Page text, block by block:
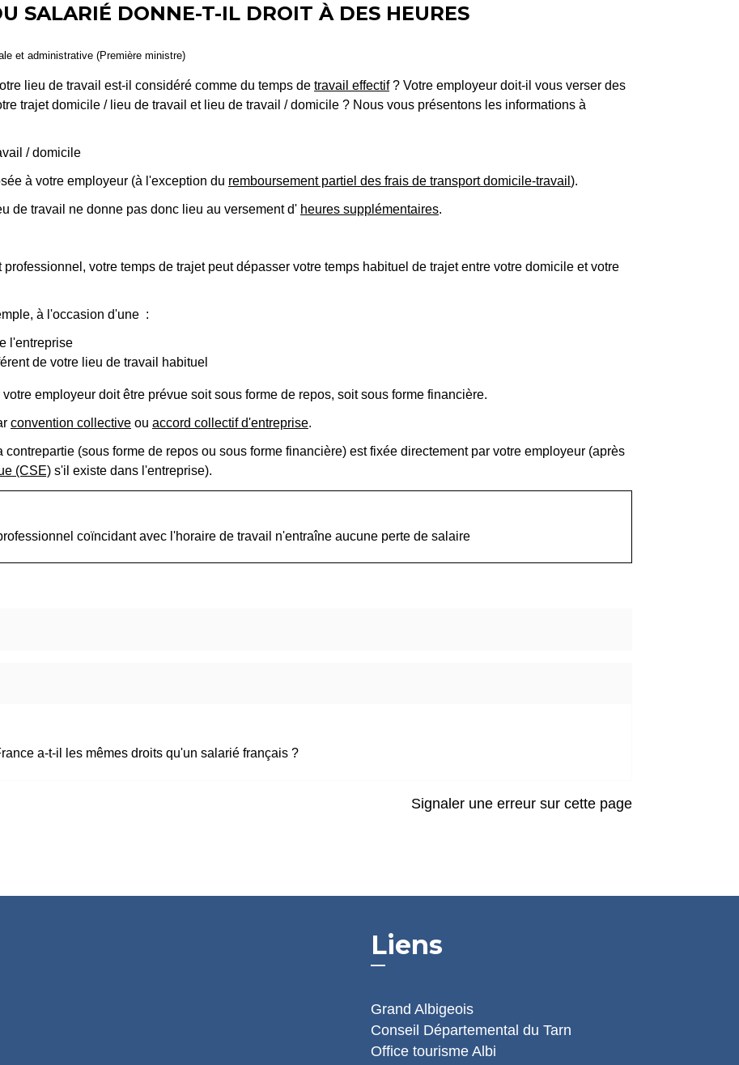
SALARIÉ DONNE-T-IL DROIT À DES HEURES
et administrative (Première ministre)
lieu de travail est-il considéré comme du temps de travail effectif? Votre employeur doit-il vous verser des
trajet domicile / lieu de travail et lieu de travail / domicile ? Nous vous présentons les informations à
/ domicile
à votre employeur (à l'exception du remboursement partiel des frais de transport domicile-travail ).
de travail ne donne pas donc lieu au versement d' heures supplémentaires.
votre temps de trajet peut dépasser votre temps habituel de trajet entre votre domicile et votre
à l'occasion d'une :
l'entreprise
de votre lieu de travail habituel
employeur doit être prévue soit sous forme de repos, soit sous forme financière.
convention collective ou accord collectif d'entreprise.
(sous forme de repos ou sous forme financière) est fixée directement par votre employeur (après
(CSE) s'il existe dans l'entreprise).
coïncidant avec l'horaire de travail n'entraîne aucune perte de salaire
a-t-il les mêmes droits qu'un salarié français ?
Signaler une erreur sur cette page
Liens
Grand Albigeois
Conseil Départemental du Tarn
Office tourisme Albi